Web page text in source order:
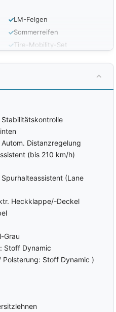
LM-Felgen
Sommerreifen
Tire-Mobility-Set
LED-Tagfahrlicht
Nebelscheinwerfer
Nichtraucherfahrzeug
Licht- und Sichtpaket
LED-Rückleuchten
Beifahrersitz
Lendenwirbelstütze Fahrer
ISOFIX
Rücksitzbank teilbar
Sportlenkrad
Distanzregelung
(bis 210 km/h)
(Lane
Heckklappe/-Deckel
Grau
Stoff Dynamic
Stoff Dynamic )